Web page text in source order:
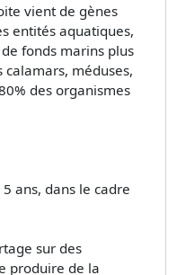
vient de gènes
entités aquatiques,
fonds marins plus
méduses,
des organismes
ans, dans le cadre
sur des
produire de la